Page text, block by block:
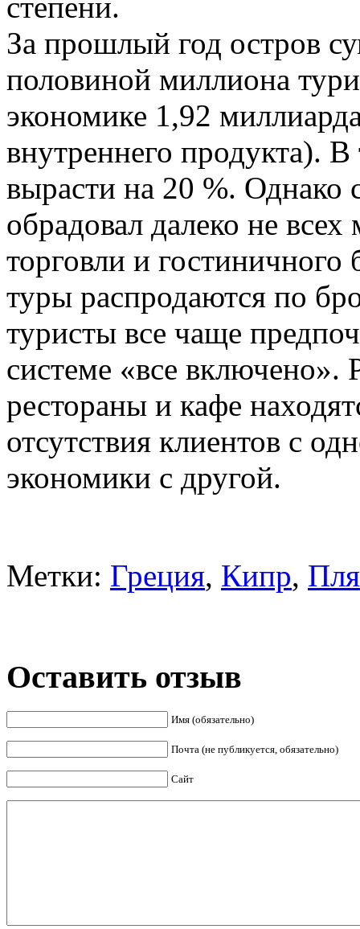
степени.
За прошлый год остров
половиной миллиона
экономике 1,92
внутреннего продукта).
вырасти на 20 %. Однако
обрадовал далеко не
торговли и
туры распродаются по
туристы все чаще
системе «все включено».
рестораны и кафе
отсутствия клиентов с
экономики с другой.
Метки: Греция, Кипр,
Оставить отзыв
Имя (обязательно)
Почта (не публикуется, обязательно)
Сайт